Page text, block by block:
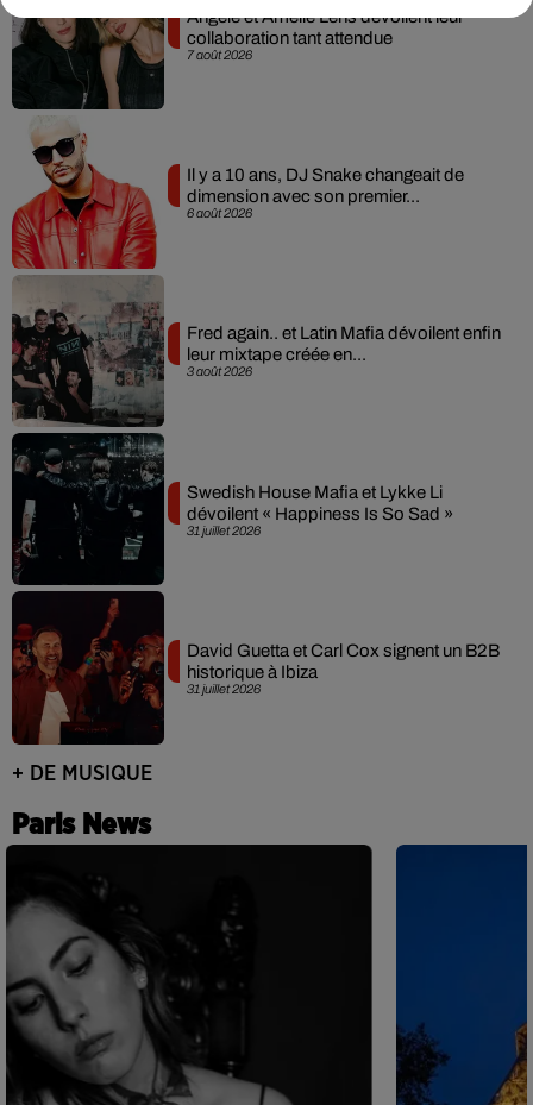
7 août 2026
Angèle et Amélie Lens dévoilent leur
collaboration tant attendue
6 août 2026
Il y a 10 ans, DJ Snake changeait de
dimension avec son premier...
3 août 2026
Fred again.. et Latin Mafia dévoilent enfin
leur mixtape créée en...
31 juillet 2026
Swedish House Mafia et Lykke Li
dévoilent « Happiness Is So Sad »
31 juillet 2026
David Guetta et Carl Cox signent un B2B
historique à Ibiza
+ DE MUSIQUE
Paris News